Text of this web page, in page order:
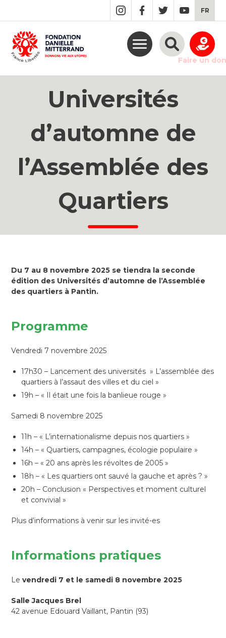
MAIN
CONTENT
FR
Faire un don
Universités
d’automne de
l’Assemblée des
Quartiers
Du 7 au 8 novembre 2025 se tiendra la seconde
édition des Universités d’automne de l’Assemblée
des quartiers à Pantin.
Programme
Vendredi 7 novembre 2025
17h30 – Lancement des universités » L’assemblée des
quartiers à l’assaut des villes et du ciel »
19h – « Il était une fois la banlieue rouge »
Samedi 8 novembre 2025
11h – « L’internationalisme depuis nos quartiers »
14h – « Quartiers, campagnes, écologie populaire »
16h – « 20 ans après les révoltes de 2005 »
18h – « Les quartiers ont sauvé la gauche et après ? »
20h – Conclusion « Perspectives et moment culturel
et convivial »
Plus d’informations à venir sur les invité-es
Informations pratiques
Le vendredi 7 et le samedi 8 novembre 2025
Salle Jacques Brel
42 avenue Edouard Vaillant, Pantin (93)